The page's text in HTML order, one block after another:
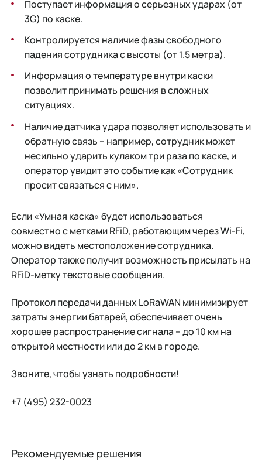
Поступает информация о серьезных ударах (от
3G) по каске.
Контролируется наличие фазы свободного
падения сотрудника с высоты (от 1.5 метра).
Информация о температуре внутри каски
позволит принимать решения в сложных
ситуациях.
Наличие датчика удара позволяет использовать и
обратную связь – например, сотрудник может
несильно ударить кулаком три раза по каске, и
оператор увидит это событие как «Сотрудник
просит связаться с ним».
Если «Умная каска» будет использоваться
совместно с метками RFiD, работающим через Wi-Fi,
можно видеть местоположение сотрудника.
Оператор также получит возможность присылать на
RFiD-метку текстовые сообщения.
Протокол передачи данных LoRaWAN минимизирует
затраты энергии батарей, обеспечивает очень
хорошее распространение сигнала – до 10 км на
открытой местности или до 2 км в городе.
Звоните, чтобы узнать подробности!
+7 (495) 232-0023
Рекомендуемые решения